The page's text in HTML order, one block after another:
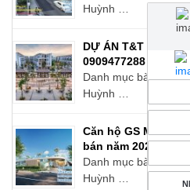
Huỳnh …
DỰ ÁN T&T THÁI
0909477288 SỔ
Danh mục bài
Huỳnh …
Căn hộ GS
bán năm 2025
Danh mục bài
Huỳnh …